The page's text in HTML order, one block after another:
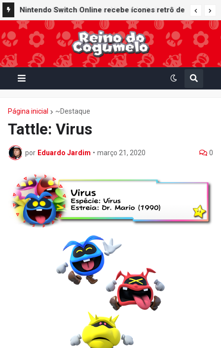
Nintendo Switch Online recebe ícones retrô de
Mario Paint (SNES) e Mario Kart: Super Circuit
(GBA)
Página inicial ~Destaque
Tattle: Virus
por Eduardo Jardim • março 21, 2020 0